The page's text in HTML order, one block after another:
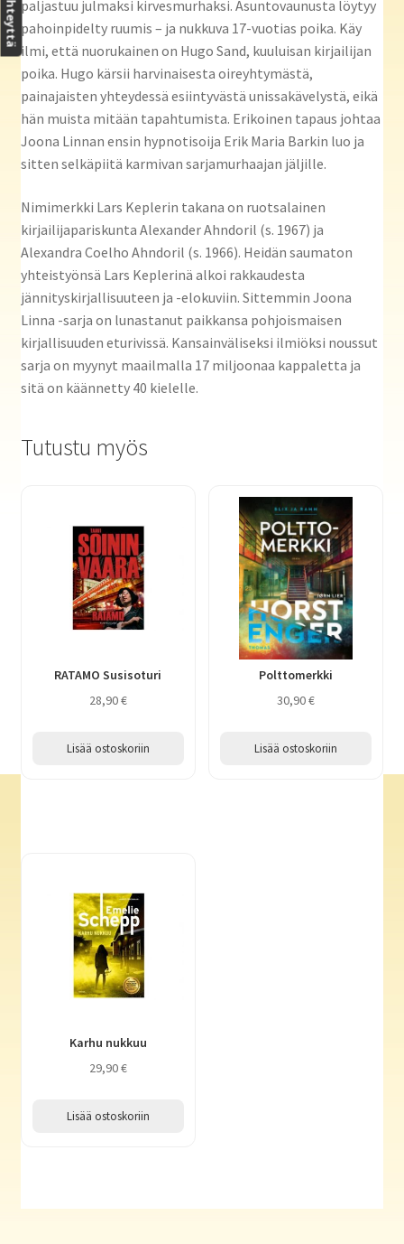
paljastuu julmaksi kirvesmurhaksi. Asuntovaunusta löytyy
pahoinpidelty ruumis – ja nukkuva 17-vuotias poika. Käy
ilmi, että nuorukainen on Hugo Sand, kuuluisan kirjailijan
poika. Hugo kärsii harvinaisesta oireyhtymästä,
painajaisten yhteydessä esiintyvästä unissakävelystä, eikä
hän muista mitään tapahtumista. Erikoinen tapaus johtaa
Joona Linnan ensin hypnotisoija Erik Maria Barkin luo ja
sitten selkäpiitä karmivan sarjamurhaajan jäljille.
Nimimerkki Lars Keplerin takana on ruotsalainen
kirjailijapariskunta Alexander Ahndoril (s. 1967) ja
Alexandra Coelho Ahndoril (s. 1966). Heidän saumaton
yhteistyönsä Lars Keplerinä alkoi rakkaudesta
jännityskirjallisuuteen ja -elokuviin. Sittemmin Joona
Linna -sarja on lunastanut paikkansa pohjoismaisen
kirjallisuuden eturivissä. Kansainväliseksi ilmiöksi noussut
sarja on myynyt maailmalla 17 miljoonaa kappaletta ja
sitä on käännetty 40 kielelle.
Tutustu myös
RATAMO Susisoturi
28,90€
Lisää ostoskoriin
Polttomerkki
30,90€
Lisää ostoskoriin
Karhu nukkuu
29,90€
Lisää ostoskoriin